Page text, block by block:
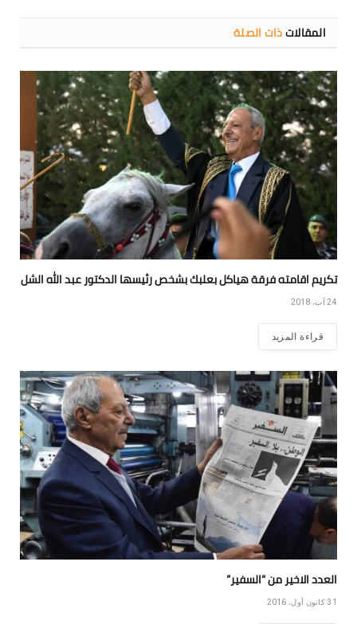
المقالاتذات الصلة
تكريم اقامته فرقة هياكل بعلبك بشخص رئيسها الدكتور عبد الله الشل
24 آب، 2018
قراءة المزيد
العدد الاخير من “السفير”
31 كانون أول، 2016